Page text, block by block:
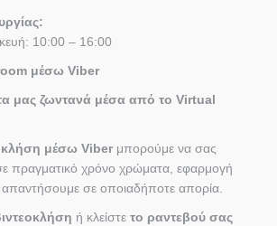
10:00 – 16:00
μέσω Viber
μας ζωντανά μέσα από το Virtual
μέσω Viber μπορούμε να σας
πραγματικό χρόνο χρώματα, εφαρμογή
απαντήσουμε σε οποιαδήποτε απορία.
ή κλείστε το ραντεβού σας